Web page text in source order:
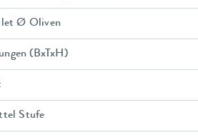
Ø Oliven
(BxTxH)
Stufe